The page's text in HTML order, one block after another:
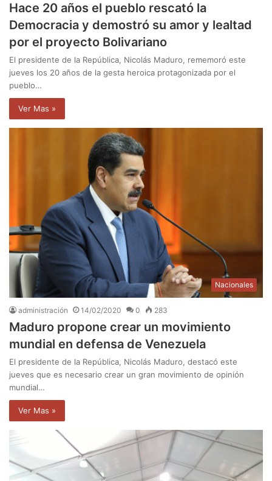
Hace 20 años el pueblo rescató la
Democracia y demostró su amor y lealtad
por el proyecto Bolivariano
El presidente de la República, Nicolás Maduro, rememoró este
jueves los 20 años de la gesta heroica protagonizada por el
pueblo…
Ver Mas »
Nacionales
administración 14/02/2020 0 283
Maduro propone crear un movimiento
mundial en defensa de Venezuela
El presidente de la República, Nicolás Maduro, destacó este
jueves que es necesario crear un gran movimiento de opinión
mundial…
Ver Mas »